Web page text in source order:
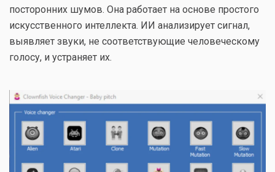
посторонних шумов. Она работает на основе простого
искусственного интеллекта. ИИ анализирует сигнал,
выявляет звуки, не соответствующие человеческому
голосу, и устраняет их.